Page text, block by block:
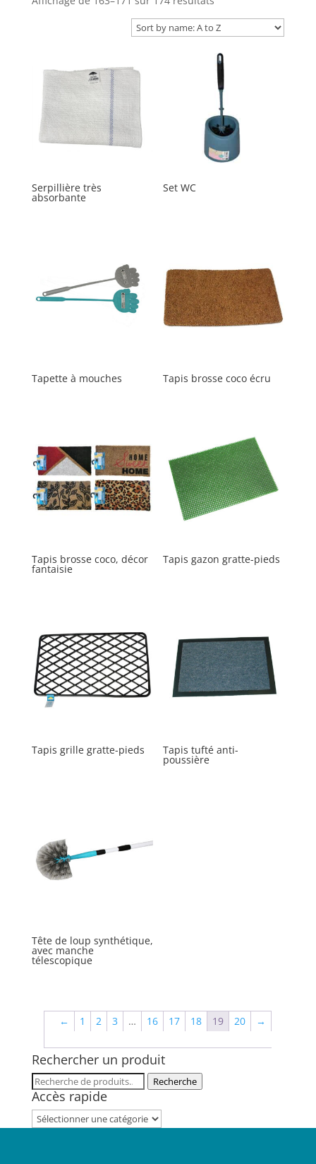
Serpillière très
absorbante
Set WC
Tapette à mouches Tapis brosse coco écru
Tapis brosse coco, décor
fantaisie
Tapis gazon gratte-pieds
Tapis grille gratte-pieds Tapis tufté anti-
poussière
Tête de loup synthétique,
avec manche
télescopique
← 1 2 3 … 16 17 18 19 20 →
Rechercher un produit
Recherche
pour :
Recherche
Accès rapide